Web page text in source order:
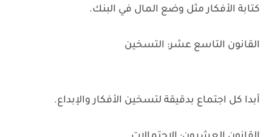
كتابة الأفكار مثل وضع المال في البنك.
القانون التاسع عشر: التسخين
أبدا كل اجتماع بدقيقة لتسخين الأفكار والإبداع.